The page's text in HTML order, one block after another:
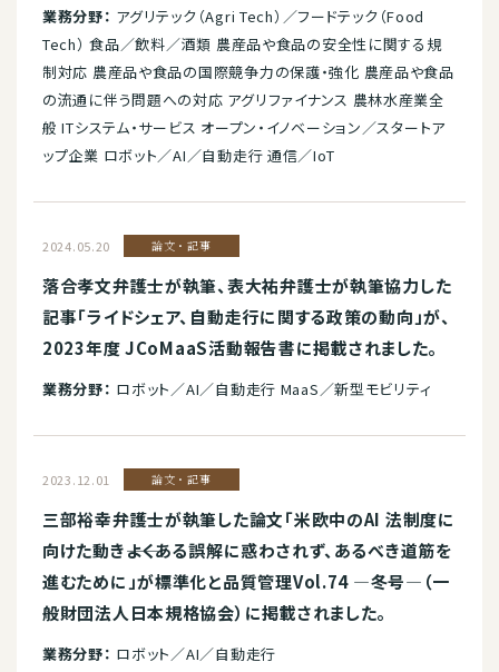
業務分野： アグリテック（Agri Tech）／フードテック（Food
Tech） 食品／飲料／酒類 農産品や食品の安全性に関する規
制対応 農産品や食品の国際競争力の保護・強化 農産品や食品
の流通に伴う問題への対応 アグリファイナンス 農林水産業全
般 ITシステム・サービス オープン・イノベーション／スタートア
ップ企業 ロボット／AI／自動走行 通信／IoT
2024.05.20 論文・記事
落合孝文弁護士が執筆、表大祐弁護士が執筆協力した
記事「ライドシェア、自動走行に関する政策の動向」が、
2023年度 JCoMaaS活動報告書に掲載されました。
業務分野： ロボット／AI／自動走行 MaaS／新型モビリティ
2023.12.01 論文・記事
三部裕幸弁護士が執筆した論文「米欧中のAI 法制度に
向けた動き――よくある誤解に惑わされず、あるべき道筋を
進むために」が標準化と品質管理Vol.74 ―冬号―（一
般財団法人日本規格協会）に掲載されました。
業務分野： ロボット／AI／自動走行